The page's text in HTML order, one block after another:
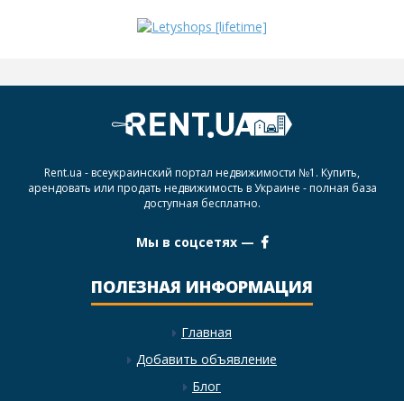
Rent.ua - всеукраинский портал недвижимости №1. Купить,
арендовать или продать недвижимость в Украине - полная база
доступная бесплатно.
Мы в соцсетях —
ПОЛЕЗНАЯ ИНФОРМАЦИЯ
Главная
Добавить объявление
Блог